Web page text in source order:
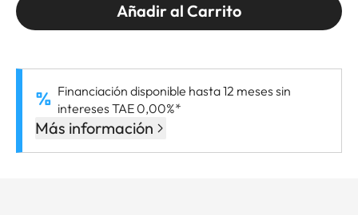
Añadir al Carrito
Financiación disponible hasta 12 meses sin
intereses TAE 0,00%*
Más información